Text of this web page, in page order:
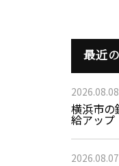
最近
2026.08.08
横浜市の
給アップ
2026.08.07